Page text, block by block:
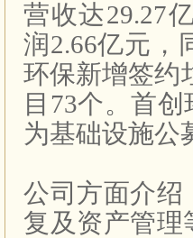
营收达29.27
润2.66亿元，
环保新增签约
目 73个。首创
为基础设施公
公司方面介绍
复及资产管理